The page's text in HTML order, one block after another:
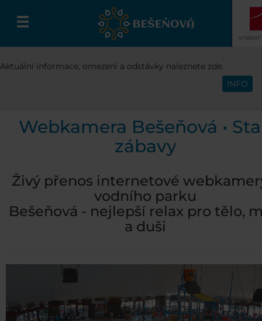
Čeština
VYBRAT
BEŠEŇOVÁ
WEBKAMERY
KAMERA - STAN ZÁBAVY
Webkamera Bešeňová •
zábavy
Živý přenos internetové
vodního parku
Bešeňová - nejlepší relax pro tělo,
a duši
Aktuální informace, omezení a odstávky naleznete zde.
INFO